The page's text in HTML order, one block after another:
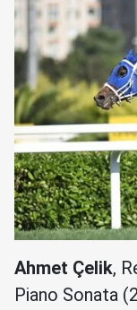
Ahmet Çelik,
Piano Sonata